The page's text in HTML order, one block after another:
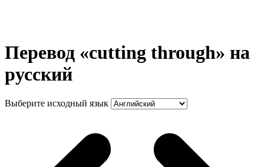
Перевод «cutting through» на
русский
Выберите исходный язык